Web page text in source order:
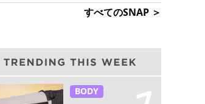
すべてのSNAP ＞
BODY